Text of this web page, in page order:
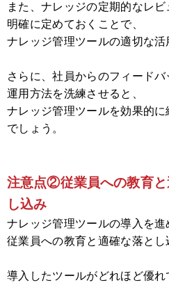
また、ナレッジの定期的なレ
明確に定めておくことで、
ナレッジ管理ツールの適切な活
さらに、社員からのフィードバ
運用方法を洗練させると、
ナレッジ管理ツールを効果的
でしょう。
注意点②従業員への教育と
し込み
ナレッジ管理ツールの導入を進
従業員への教育と適確な落とし
導入したツールがどれほど優れ